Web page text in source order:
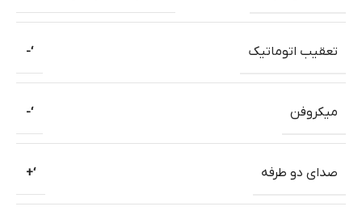
تعقیب اتوماتیک ‘-
میکروفن ‘-
صدای دو طرفه ‘+